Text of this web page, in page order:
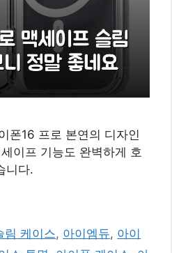
폰16 프로 본연의 디자인
이프 기능도 완벽하게 호
니다.
림 케이스, 아이엠듀, 아이